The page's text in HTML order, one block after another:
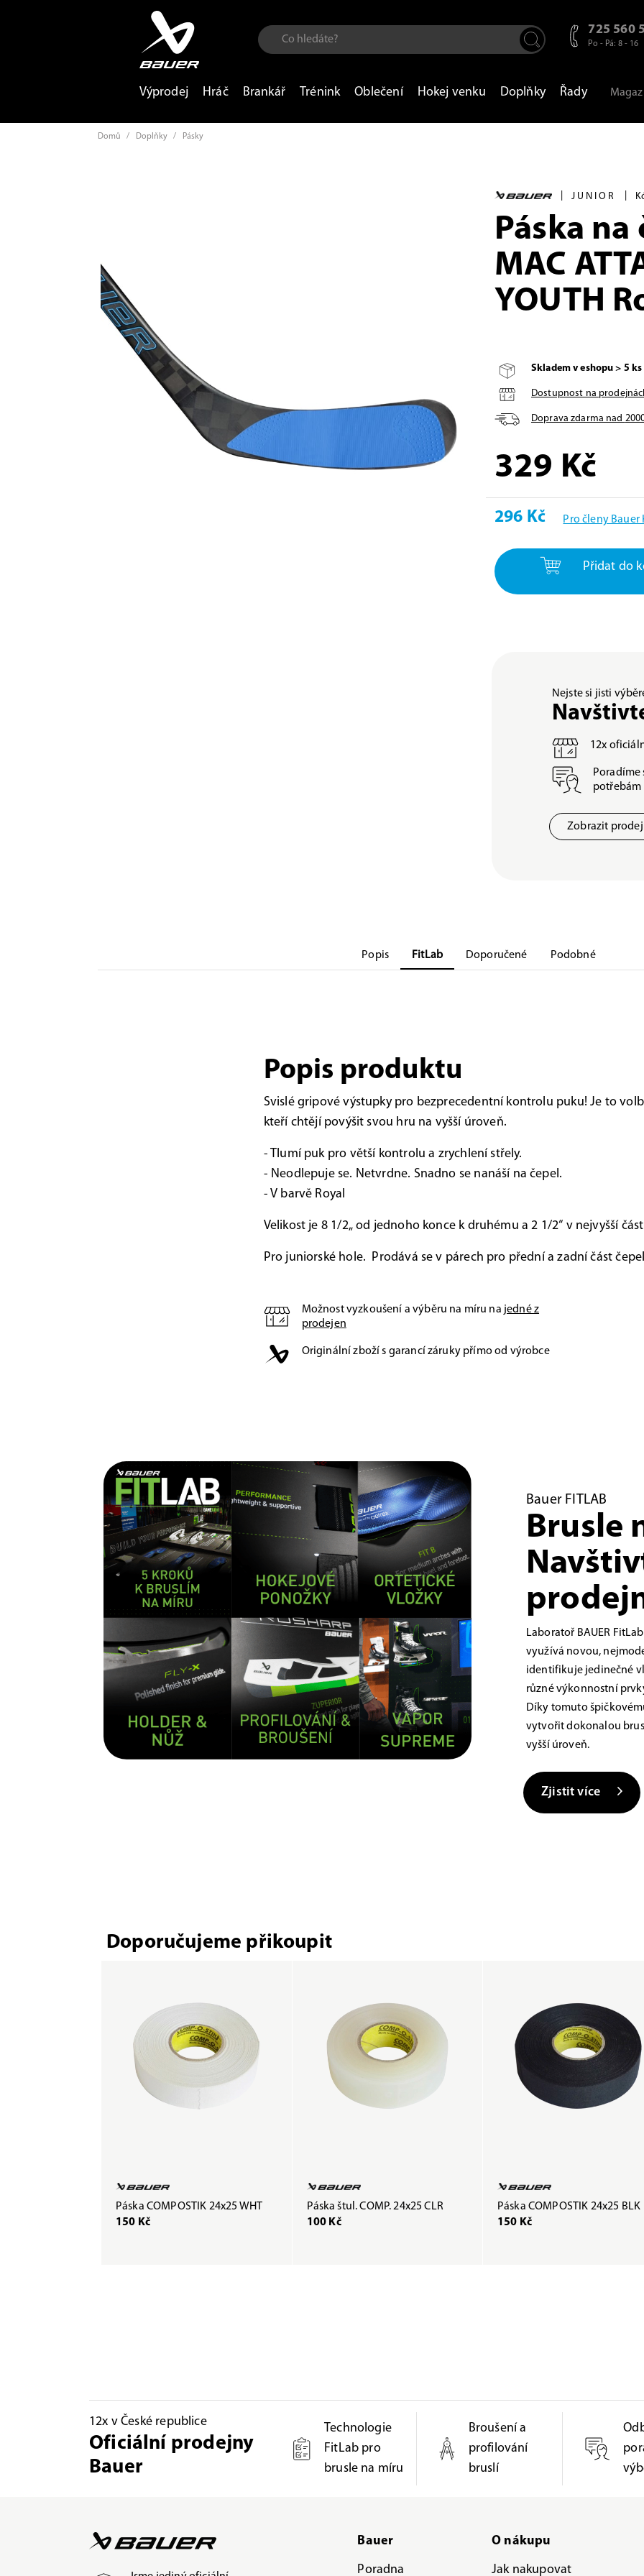
725 560
Po - Pá: 8 - 16
Výprodej Hráč Brankář Trénink Oblečení Hokej venku Doplňky Řady
Domů / Doplňky / Pásky
JUNIOR
Páska na
MAC
YOUTH
Skladem v eshopu > 5 ks
Dostupnost na
Doprava zdarma nad
329 Kč
296 Kč Pro členy Bauer
Přidat do
Nejste si jisti
12x
Poradíme
potřebám
Zobrazit
Popis FitLab Doporučené Podobné
Popis produktu
Svislé gripové výstupky pro bezprecedentní kontrolu puku! Je to
kteří chtějí povýšit svou hru na vyšší úroveň.
- Tlumí puk pro větší kontrolu a zrychlení střely.
- Neodlepuje se. Netvrdne. Snadno se nanáší na čepel.
- V barvě Royal
Velikost je 8 1/2„ od jednoho konce k druhému a 2 1/2“ v nejvyšší
Pro juniorské hole. Prodává se v párech pro přední a zadní část
Možnost vyzkoušení a výběru na míru na jedné z
prodejen
Originální zboží s garancí záruky přímo od výrobce
Bauer FITLAB
Brusle
Laboratoř BAUER
využívá novou,
identifikuje jedinečné
různé výkonnostní
Díky tomuto
vytvořit dokonalou
vyšší úroveň.
Zjistit více
Doporučujeme přikoupit
Páska COMPOSTIK 24x25 WHT
150 Kč
Páska štul. COMP. 24x25 CLR
100 Kč
Páska COMPOSTIK 24x25 BLK
150 Kč
12x v České republice
Oficiální prodejny
Bauer
Technologie
FitLab pro
brusle na míru
Broušení a
profilování
bruslí
Bauer
Poradna
O nákupu
Jak nakupovat